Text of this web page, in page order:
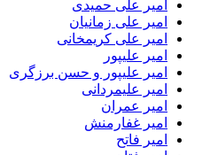
امیر علی حمیدی
امیر علی زمانیان
امیر علی کریمخانی
امیر علیپور
امیر علیپور و حسن برزگری
امیر علیمردانی
امیر عمران
امیر غفارمنش
امیر فاتح